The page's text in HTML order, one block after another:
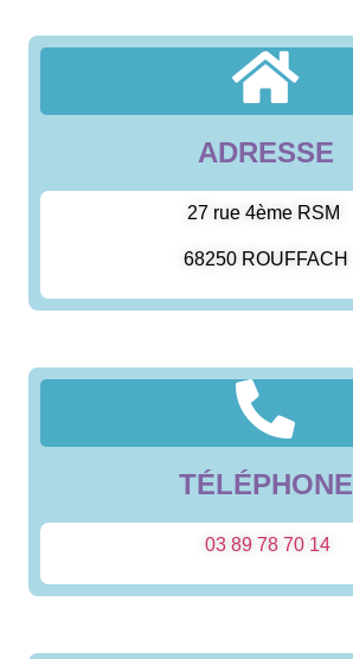
ADRESSE
27 rue 4ème RSM
68250 ROUFFACH
TÉLÉPHONE
03 89 78 70 14